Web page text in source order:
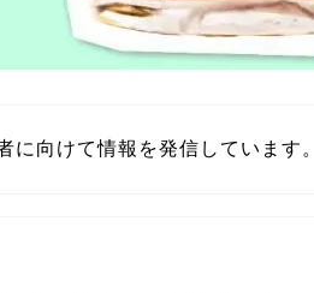
に向けて情報を発信しています。